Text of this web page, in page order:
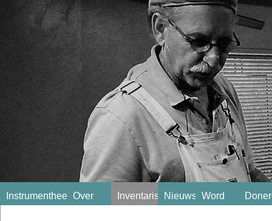
Instrumentheek Over Inventaris Nieuws Word